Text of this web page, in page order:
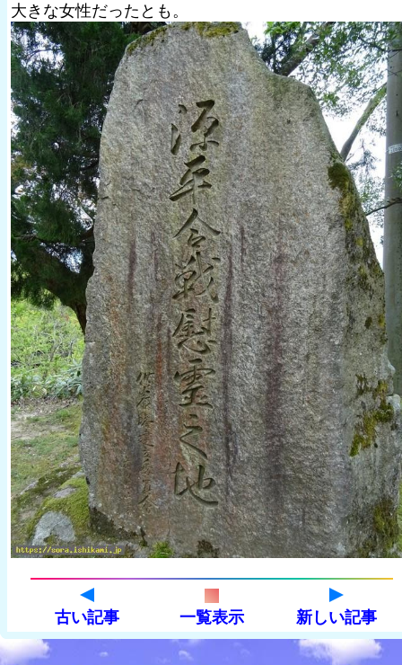
大きな女性だったとも。
古い記事 一覧表示 新しい記事